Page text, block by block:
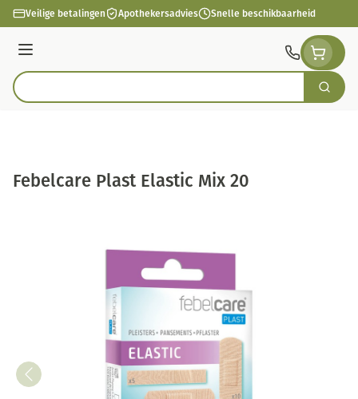
Ga naar de inhoud
Veilige betalingen Apothekersadvies Snelle beschikbaarheid
Menu
Product, merk, categorie... Zoek
Febelcare Plast Elastic Mix 20